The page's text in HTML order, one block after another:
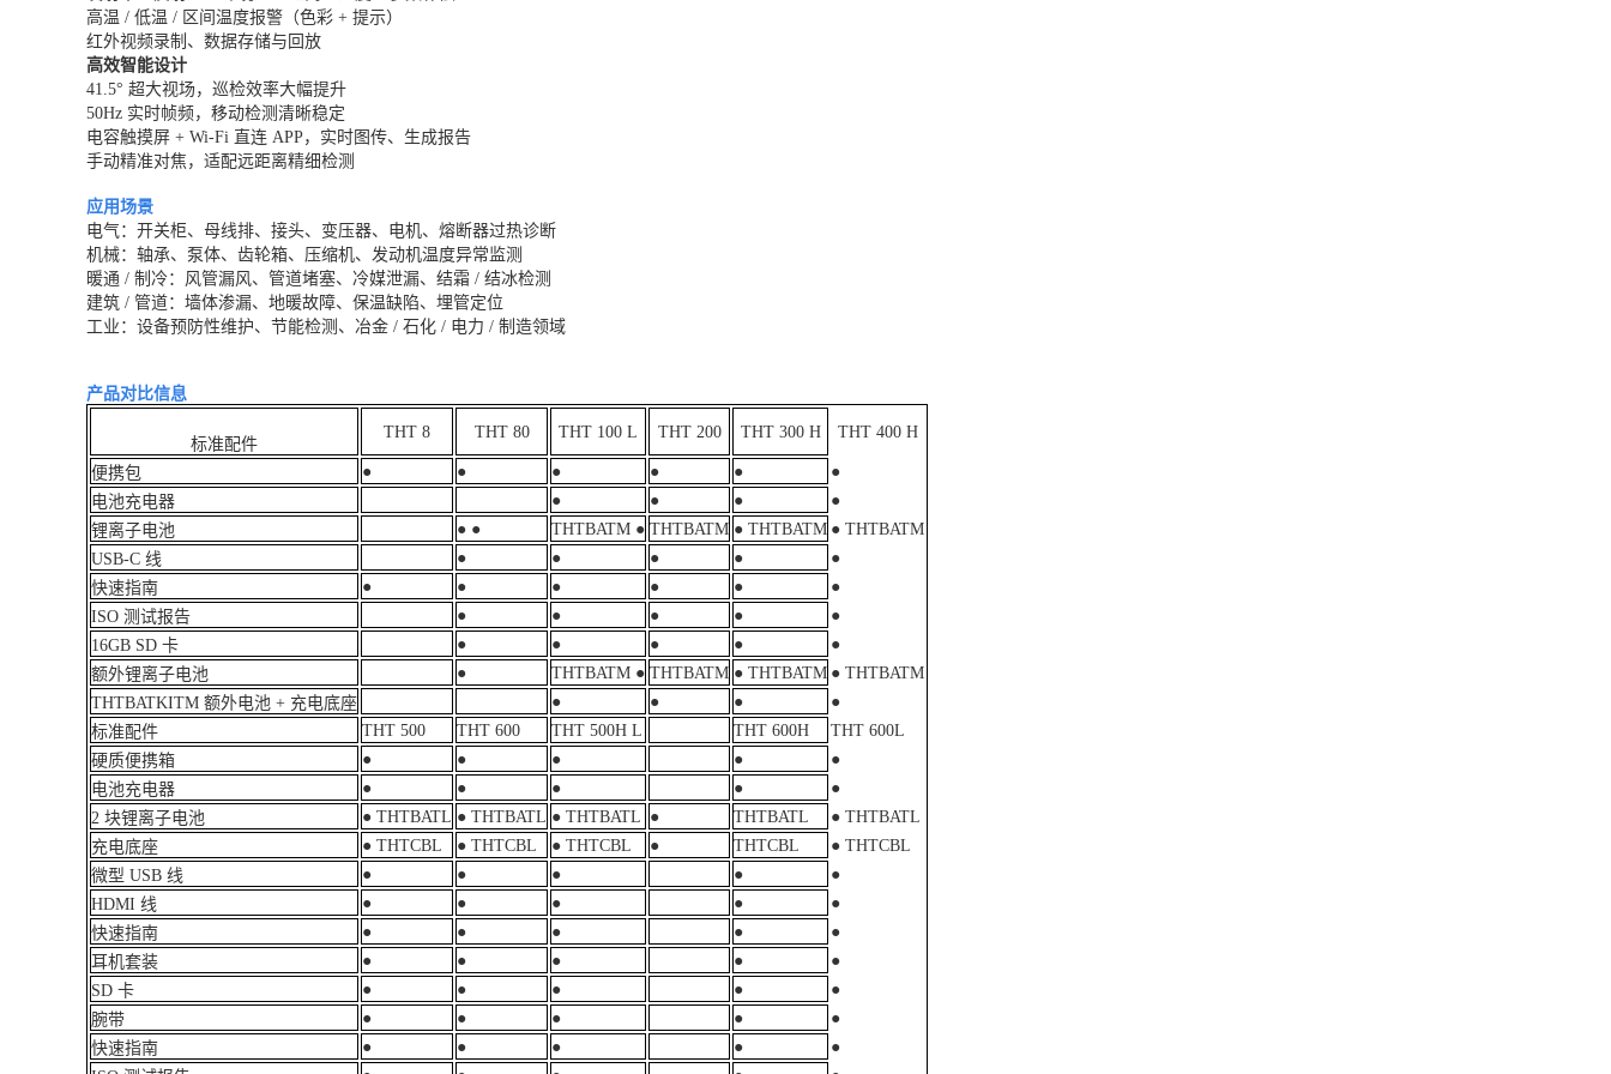
高温 / 低温 / 区间温度报警（色彩 + 提示）
红外视频录制、数据存储与回放
高效智能设计
41.5° 超大视场，巡检效率大幅提升
50Hz 实时帧频，移动检测清晰稳定
电容触摸屏 + Wi‑Fi 直连 APP，实时图传、生成报告
手动精准对焦，适配远距离精细检测
应用场景
电气：开关柜、母线排、接头、变压器、电机、熔断器过热诊断
机械：轴承、泵体、齿轮箱、压缩机、发动机温度异常监测
暖通 / 制冷：风管漏风、管道堵塞、冷媒泄漏、结霜 / 结冰检测
建筑 / 管道：墙体渗漏、地暖故障、保温缺陷、埋管定位
工业：设备预防性维护、节能检测、冶金 / 石化 / 电力 / 制造领域
产品对比信息
标准配件
THT 8 THT 80 THT 100 L THT 200 THT 300 H THT 400 H
便携包 ● ● ● ● ●
●
电池充电器
● ● ●
●
锂离子电池
● ● THTBATM ● THTBATM ● THTBATM ● THTBATM
USB-C 线
● ● ● ●
●
快速指南
● ● ● ● ●
●
ISO 测试报告
● ● ● ●
●
16GB SD 卡
● ● ● ●
●
额外锂离子电池
● THTBATM ● THTBATM ● THTBATM ● THTBATM
THTBATKITM 额外电池 + 充电底座
● ● ●
●
标准配件
THT 500 THT 600 THT 500H L THT 600H
THT 600L
硬质便携箱
● ● ● ●
●
电池充电器
● ● ● ●
●
2 块锂离子电池
● THTBATL ● THTBATL ● THTBATL ● THTBATL
● THTBATL
充电底座
● THTCBL ● THTCBL ● THTCBL ● THTCBL
● THTCBL
微型 USB 线
● ● ● ●
●
HDMI 线
● ● ● ●
●
快速指南
● ● ● ●
●
耳机套装
● ● ● ●
●
SD 卡
● ● ● ●
●
腕带
● ● ● ●
●
快速指南
● ● ● ●
●